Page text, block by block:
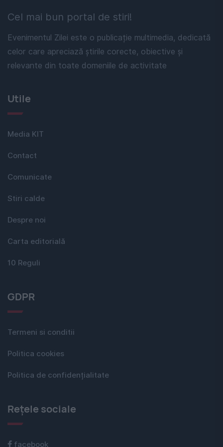
Cel mai bun portal de stiri!
Evenimentul Zilei este o publicație multimedia, dedicată
celor care apreciază știrile corecte, obiective și
relevante din toate domeniile de activitate
Utile
Media KIT
Contact
Comunicate
Stiri calde
Despre noi
Carta editorială
10 Reguli
GDPR
Termeni si conditii
Politica cookies
Politica de confidențialitate
Rețele sociale
facebook